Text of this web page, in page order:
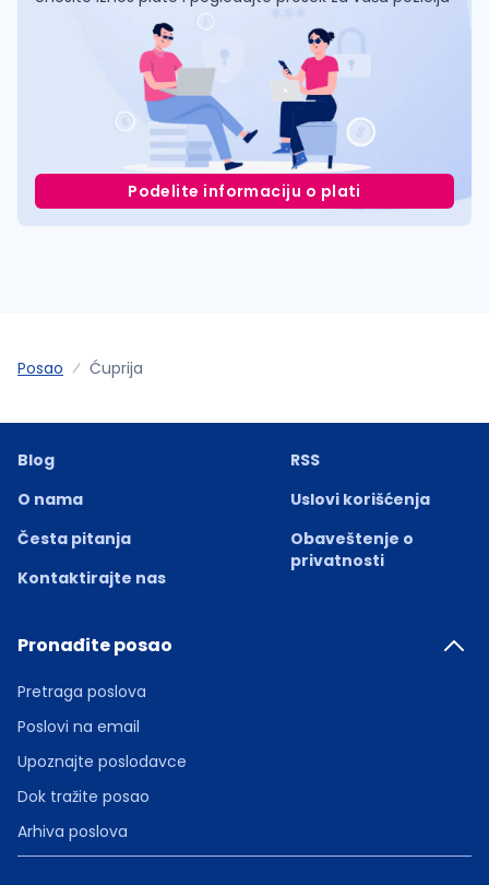
Podelite informaciju o plati
Posao Ćuprija
Blog
O nama
Česta pitanja
Kontaktirajte nas
RSS
Uslovi korišćenja
Obaveštenje o
privatnosti
Pronađite posao
Pretraga poslova
Poslovi na email
Upoznajte poslodavce
Dok tražite posao
Arhiva poslova